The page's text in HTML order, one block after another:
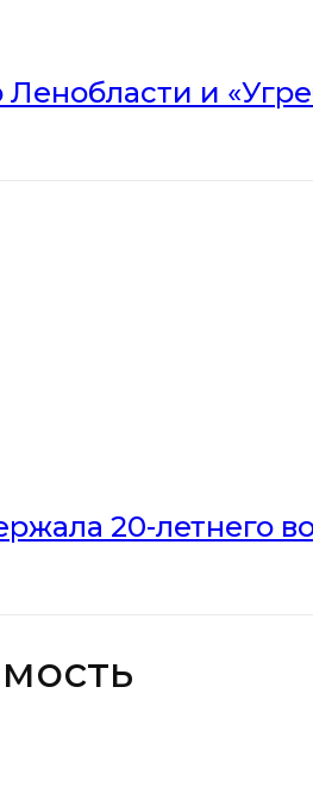
Ленобласти и
20-летнего